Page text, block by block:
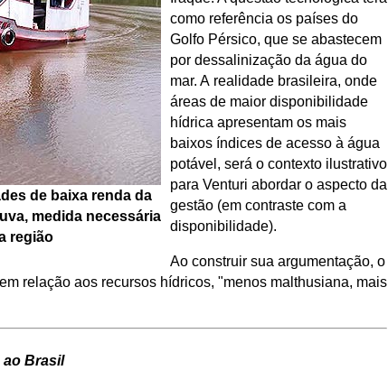
de baixa renda da
medida necessária
região
como referência os países do
Golfo Pérsico, que se abastecem
por dessalinização da água do
mar. A realidade brasileira, onde
áreas de maior disponibilidade
hídrica apresentam os mais
baixos índices de acesso à água
potável, será o contexto ilustrativo
para Venturi abordar o aspecto da
gestão (em contraste com a
disponibilidade).
Ao construir sua argumentação, o
relação aos recursos hídricos, "menos malthusiana, mais
ao Brasil